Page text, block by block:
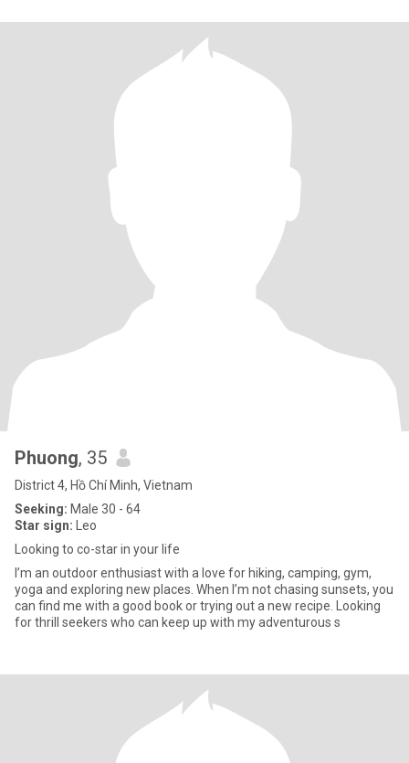
Phuong, 35
District 4, Hồ Chí Minh, Vietnam
Seeking: Male 30 - 64
Star sign: Leo
Looking to co-star in your life
I’m an outdoor enthusiast with a love for hiking, camping, gym,
yoga and exploring new places. When I’m not chasing sunsets, you
can find me with a good book or trying out a new recipe. Looking
for thrill seekers who can keep up with my adventurous s